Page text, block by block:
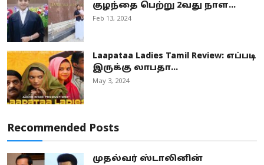
குழந்தை பெற்று 2வது நாள...
Feb 13, 2024
Laapataa Ladies Tamil Review: எப்படி
இருக்கு லாபதா...
May 3, 2024
Recommended Posts
முதல்வர் ஸ்டாலினின்